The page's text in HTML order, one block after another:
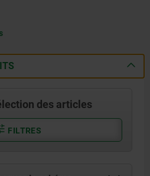
des articles
FILTRES